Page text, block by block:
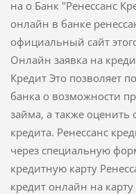
на о Банк "Ренессанс
онлайн в банке
официальный сайт
Онлайн заявка на
Кредит Это позволяет
банка о возможности
займа, а также
кредита. Ренессанс
через специальную
кредитную карту
кредит онлайн на